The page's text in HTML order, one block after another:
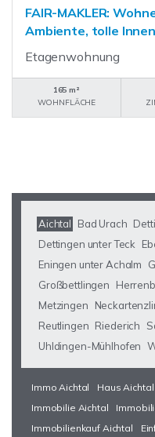
FAIR-MAKLER:
Ambiente, tolle
Etagenwohnung
165 m²
WOHNFLÄCHE
Aichtal Bad Urach
Dettingen unter Teck
Eningen unter Achalm
Großbettlingen
Metzingen
Reutlingen Riederich
Uhldingen-Mühlhofen
Immo Aichtal Haus Aichtal
Immobilie Aichtal
Immobilienkauf Aichtal